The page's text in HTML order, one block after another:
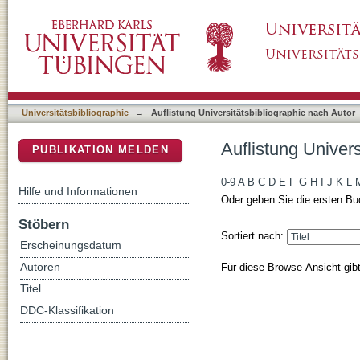
Universitätsbibliographie → Auflistung Universitätsbibliographie nach Autor
Auflistung
0-9 A B C D E F G H J K L
Oder geben Sie die ersten
Sortiert nach:
Für diese Browse-Ansicht
PUBLIKATION MELDEN
Hilfe und Informationen
Stöbern
Erscheinungsdatum
Autoren
Titel
DDC-Klassifikation